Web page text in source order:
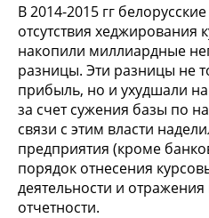
В 2014-2015 гг
отсутствия хеджирования
накопили миллиардные
разницы. Эти разницы не
прибыль, но и ухудшали
за счет сужения базы по
связи с этим власти
предприятия (кроме
порядок отнесения
деятельности и
отчетности.